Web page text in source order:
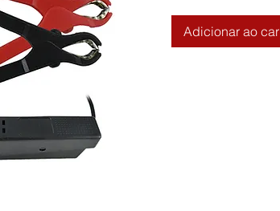
Adicionar ao